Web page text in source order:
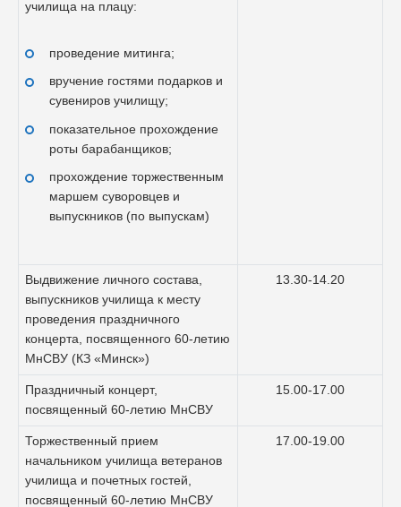
училища на плацу:
проведение митинга;
вручение гостями подарков и
сувениров училищу;
показательное прохождение
роты барабанщиков;
прохождение торжественным
маршем суворовцев и
выпускников (по выпускам)
Выдвижение личного состава,
выпускников училища к месту
проведения праздничного
концерта, посвященного 60-летию
МнСВУ (КЗ «Минск»)
13.30-14.20
Праздничный концерт,
посвященный 60-летию МнСВУ
15.00-17.00
Торжественный прием
начальником училища ветеранов
училища и почетных гостей,
посвященный 60-летию МнСВУ
17.00-19.00